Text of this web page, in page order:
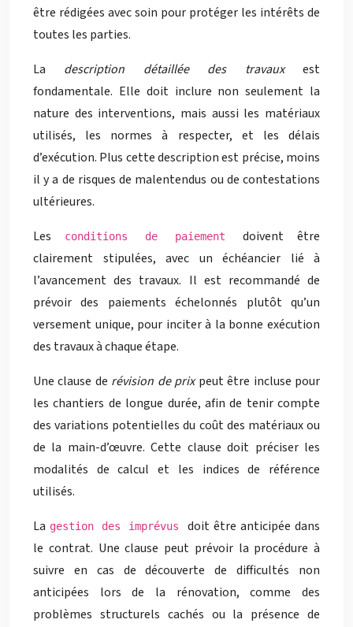
être rédigées avec soin pour protéger les intérêts de
toutes les parties.
La description détaillée des travauxest
fondamentale. Elle doit inclure non seulement la
nature des interventions, mais aussi les matériaux
utilisés, les normes à respecter, et les délais
d’exécution. Plus cette description est précise, moins
il y a de risques de malentendus ou de contestations
ultérieures.
Les
conditions de paiement doivent être
clairement stipulées, avec un échéancier lié à
l’avancement des travaux. Il est recommandé de
prévoir des paiements échelonnés plutôt qu’un
versement unique, pour inciter à la bonne exécution
des travaux à chaque étape.
Une clause de révision de prixpeut être incluse pour
les chantiers de longue durée, afin de tenir compte
des variations potentielles du coût des matériaux ou
de la main-d’œuvre. Cette clause doit préciser les
modalités de calcul et les indices de référence
utilisés.
La gestion des imprévus doit être anticipée dans
le contrat. Une clause peut prévoir la procédure à
suivre en cas de découverte de difficultés non
anticipées lors de la rénovation, comme des
problèmes structurels cachés ou la présence de